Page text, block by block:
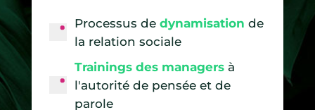
Processus dedynamisation de
la relation sociale
Trainings des managers à
l'autorité de pensée et de
parole